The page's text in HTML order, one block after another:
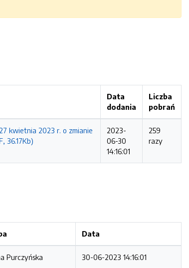
Data
dodania
Liczba
pobrań
kwietnia 2023 r. o zmianie
36.17Kb)
2023-
06-30
14:16:01
259
razy
Data
Purczyńska 30-06-2023 14:16:01